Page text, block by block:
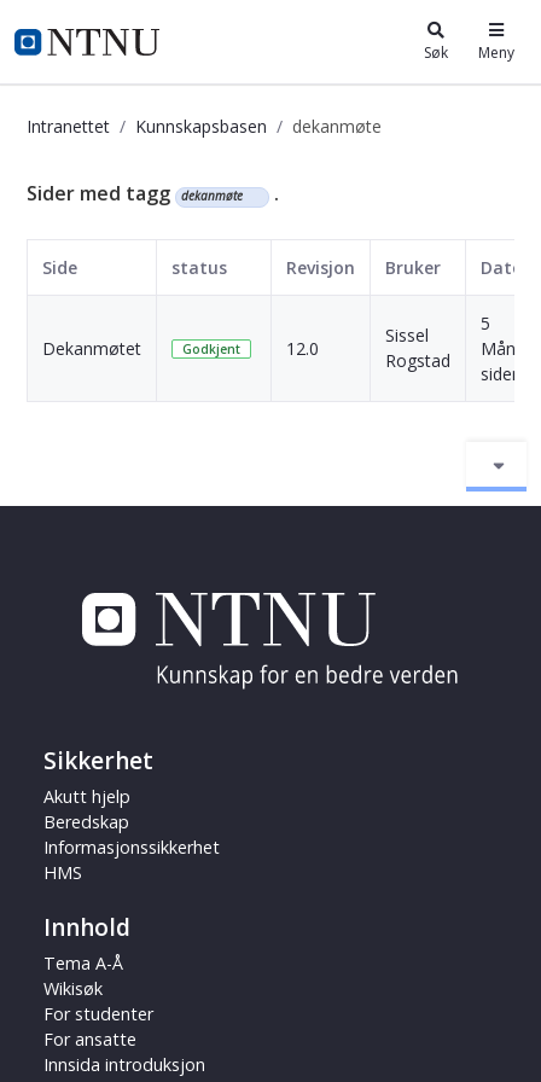
i.ntnu.no Søk Meny
Intranettet Kunnskapsbasen dekanmøte
Kunnskapsbasen
Sider med tagg dekanmøte .
Side status Revisjon Bruker Dato
Dekanmøtet Godkjent 12.0
Sissel
Rogstad
5
siden
Sikkerhet
Akutt hjelp
Beredskap
Informasjonssikkerhet
HMS
Innhold
Tema A-Å
Wikisøk
For studenter
For ansatte
Innsida introduksjon